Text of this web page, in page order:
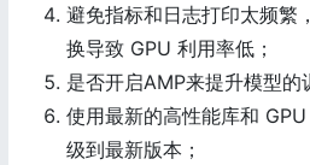
避免指标和日志打印太频繁
换导致 GPU 利用率低；
是否开启AMP来提升模型的
使用最新的高性能库和
级到最新版本；